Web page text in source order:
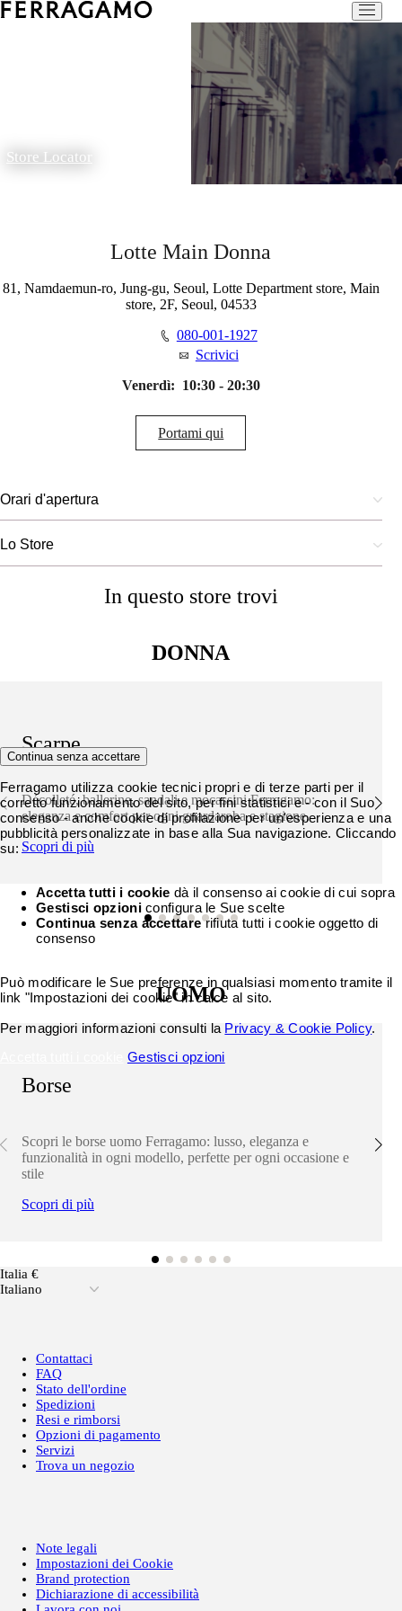
Store Locator
Lotte Main Donna
81, Namdaemun-ro, Jung-gu, Seoul, Lotte Department store, Main
store, 2F, Seoul, 04533
080-001-1927
Scrivici
Venerdì: 10:30 - 20:30
Portami qui
Orari d'apertura
Lo Store
In questo store trovi
DONNA
Scarpe
Décolleté, ballerine, sandali e mocassini Ferragamo:
eleganza e comfort per ogni guardaroba e stagione.
Scopri di più
UOMO
Borse
Scopri le borse uomo Ferragamo: lusso, eleganza e
funzionalità in ogni modello, perfette per ogni occasione e
stile
Scopri di più
Italia €
Italiano
Contattaci
FAQ
Stato dell'ordine
Spedizioni
Resi e rimborsi
Opzioni di pagamento
Servizi
Trova un negozio
Note legali
Impostazioni dei Cookie
Brand protection
Dichiarazione di accessibilità
Continua senza accettare
Ferragamo utilizza cookie tecnici propri e di terze parti per il
corretto funzionamento del sito, per fini statistici e - con il Suo
consenso - anche cookie di profilazione per un'esperienza e una
pubblicità personalizzate in base alla Sua navigazione. Cliccando
su:
Accetta tutti i cookie dà il consenso ai cookie di cui sopra
Gestisci opzioniconfigura le Sue scelte
Continua senza accettarerifiuta tutti i cookie oggetto di
consenso
Può modificare le Sue preferenze in qualsiasi momento tramite il
link "Impostazioni dei cookie" in calce al sito.
Per maggiori informazioni consulti la Privacy & Cookie Policy.
Gestisci opzioni